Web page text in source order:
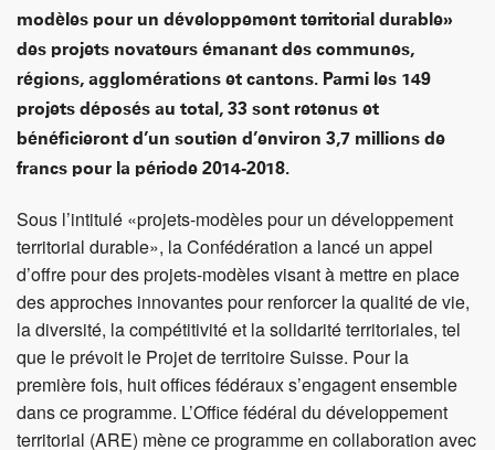
Avec les projets-modèles, la Confédération soutient des
projets d’acteurs locaux, régionaux et cantonaux qui
élaborent de nouvelles approches pour mettre en œuvre
un développement territorial durable, avec pour objectif
que ces expériences profitent à d’autres acteurs du milieu.
Les projets-modèles doivent aussi fournir des informations
pour adapter et développer les politiques à incidences
territoriales de la Confédération.
Cinq thèmes ont été définis pour cette troisième génération
de projets-modèles. Au sein du thème « mettre en œuvre
l’urbanisation à l’intérieur du milieu bâti », ce sont sept
projets sur 47 qui sont soutenus. Ces projets traitent de la
gestion de la zone à bâtir, de la densification des zones
industrielles et artisanales ainsi que de la requalification
des centres de localité.